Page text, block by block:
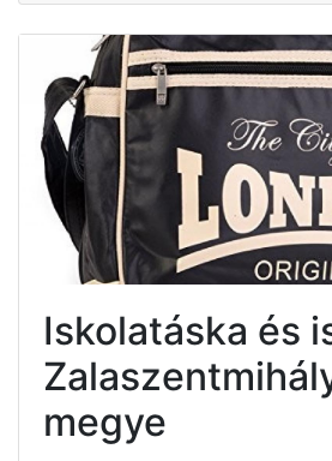
Iskolatáska és
megye